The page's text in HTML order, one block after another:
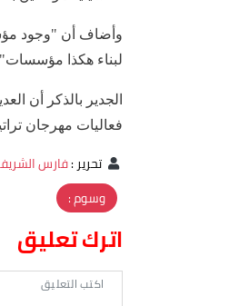
وأضاف أن "وجود
لبناء هكذا
الجدير بالذكر أن
فعاليات مهرجان
تحرير:فارس
وسوم :
اترك تعليق